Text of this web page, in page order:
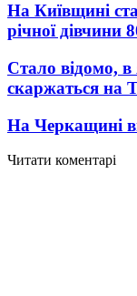
На Київщині
річної дівчини
Стало відомо, в
скаржаться на
На Черкащині
Читати коментарі